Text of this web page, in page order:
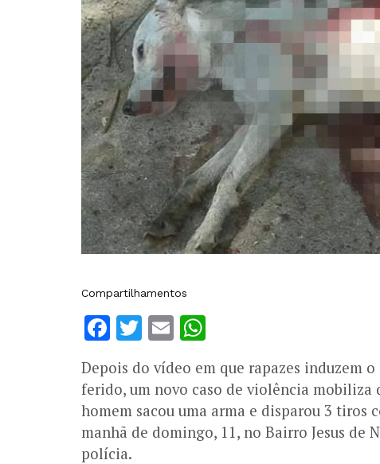
Compartilhamentos
Facebook
Twitter
Email
Depois do vídeo em que rapazes induzem
ferido, um novo caso de violência mobiliza
homem sacou uma arma e disparou 3 tiros
manhã de domingo, 11, no Bairro Jesus de
polícia.